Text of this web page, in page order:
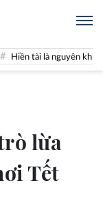
tài là nguyên khí Quốc gia
lừa
Tết